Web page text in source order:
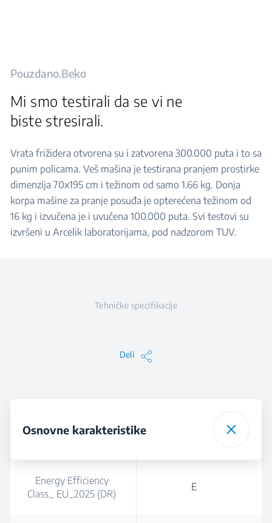
Pouzdano.Beko
Mi smo testirali da se vi ne
biste stresirali.
Vrata frižidera otvorena su i zatvorena 300.000 puta i to sa
punim policama. Veš mašina je testirana pranjem prostirke
dimenzija 70x195 cm i težinom od samo 1.66 kg. Donja
korpa mašine za pranje posuđa je opterećena težinom od
16 kg i izvučena je i uvučena 100.000 puta. Svi testovi su
izvršeni u Arcelik laboratorijama, pod nadzorom TUV.
Tehničke specifikacije
Deli
Osnovne karakteristike
Energy Efficiency
Class_ EU_2025 (DR)
E